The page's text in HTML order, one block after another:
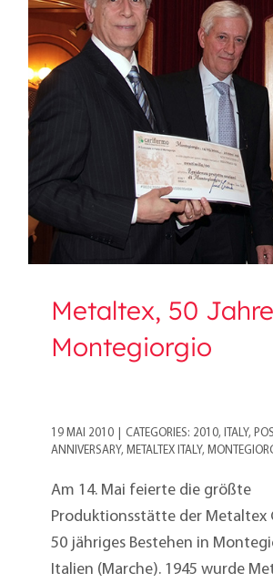
Metaltex, 50
Montegiorgio
Metaltex, 50
Montegiorgio
19 MAI 2010 CATEGORIES: 2010, ITALY,
ANNIVERSARY, METALTEX ITALY,
Am 14. Mai feierte die größte
Produktionsstätte der Metaltex
50 jähriges Bestehen in
Italien (Marche). 1945 wurde